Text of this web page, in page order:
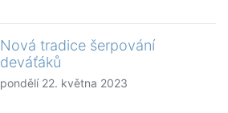
Nová tradice šerpování
deváťáků
pondělí 22. května 2023